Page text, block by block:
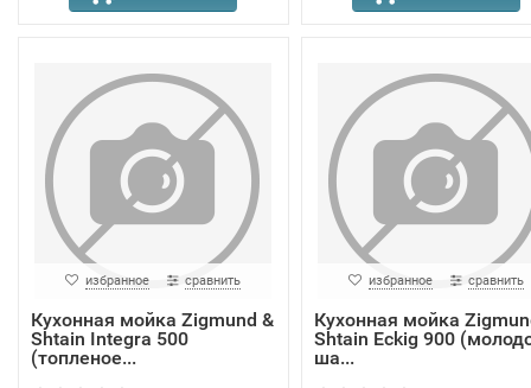
избранное сравнить
Кухонная мойка Zigmund &
Shtain Integra 500
(топленое...
избранное сравнить
Кухонная мойка
Shtain Eckig 900
ша...